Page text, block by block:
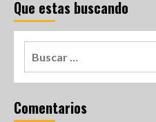
Que estas buscando
Comentarios